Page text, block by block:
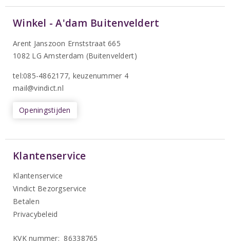
Winkel - A'dam Buitenveldert
Arent Janszoon Ernststraat 665
1082 LG Amsterdam (Buitenveldert)
tel:085-4862177, keuzenummer 4
mail@vindict.nl
Openingstijden
Klantenservice
Klantenservice
Vindict Bezorgservice
Betalen
Privacybeleid
KVK nummer: 86338765